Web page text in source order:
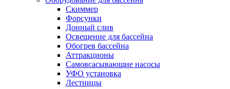
Скиммер
Форсунки
Донный слив
Освещение для бассейна
Обогрев бассейна
Аттракционы
Самовсасывающие насосы
УФО установка
Лестницы